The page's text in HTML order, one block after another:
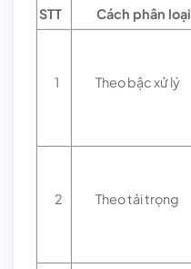
STT Cách phân loại
1 Theo bậc xử lý
2 Theo tải trọng